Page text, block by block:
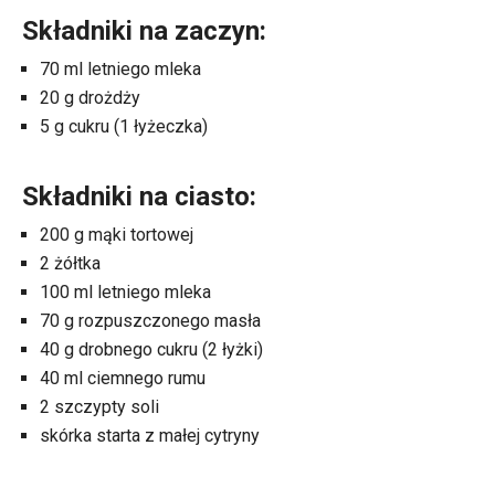
Składniki na zaczyn:
70 ml letniego mleka
20 g drożdży
5 g cukru (1 łyżeczka)
Składniki na ciasto:
200 g mąki tortowej
2 żółtka
100 ml letniego mleka
70 g rozpuszczonego masła
40 g drobnego cukru (2 łyżki)
40 ml ciemnego rumu
2 szczypty soli
skórka starta z małej cytryny